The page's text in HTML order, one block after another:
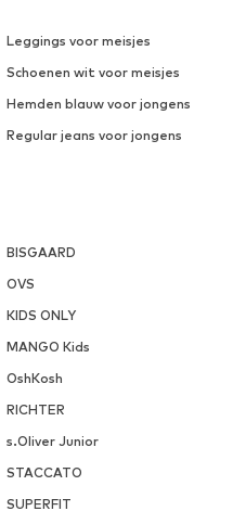
Leggings voor meisjes
Schoenen wit voor meisjes
Hemden blauw voor jongens
Regular jeans voor jongens
BISGAARD
OVS
KIDS ONLY
MANGO Kids
OshKosh
RICHTER
s.Oliver Junior
STACCATO
SUPERFIT